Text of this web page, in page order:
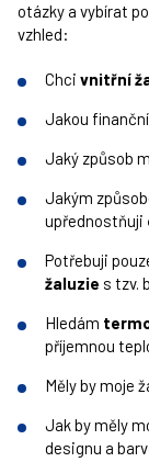
otázky a vybírat
vzhled:
Chci vnitřní
Jakou
Jaký způsob
Jakým
upřednostňuji
Potřebuji
žaluzie s tzv.
Hledám
příjemnou
Měly by moje
Jak by měly
designu a